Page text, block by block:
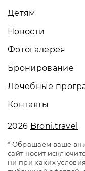
Детям
Новости
Фотогалерея
Бронирование
Лечебные
Контакты
2026 Broni.travel
* Обращаем ваше
сайт носит
ни при каких